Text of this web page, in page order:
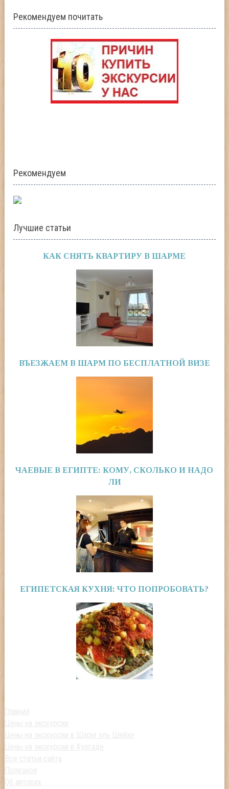
Рекомендуем почитать
Рекомендуем
Лучшие статьи
КАК СНЯТЬ КВАРТИРУ В ШАРМЕ
ВЪЕЗЖАЕМ В ШАРМ ПО БЕСПЛАТНОЙ ВИЗЕ
ЧАЕВЫЕ В ЕГИПТЕ: КОМУ, СКОЛЬКО И НАДО
ЛИ
ЕГИПЕТСКАЯ КУХНЯ: ЧТО ПОПРОБОВАТЬ?